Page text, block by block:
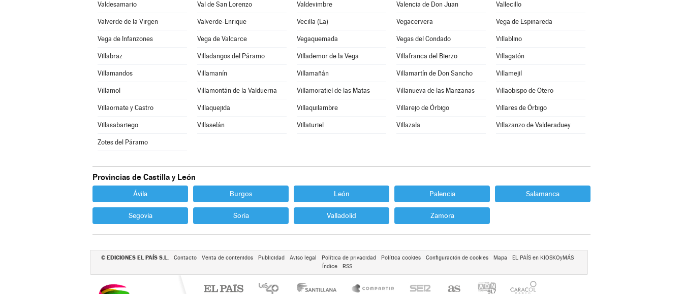
Valdesamario Val de San Lorenzo Valdevimbre Valencia de Don Juan Vallecillo
Valverde de la Virgen Valverde-Enrique Vecilla (La) Vegacervera Vega de Espinareda
Vega de Infanzones Vega de Valcarce Vegaquemada Vegas del Condado Villablino
Villabraz Villadangos del Páramo Villademor de la Vega Villafranca del Bierzo Villagatón
Villamandos Villamanín Villamañán Villamartín de Don Sancho Villamejil
Villamol Villamontán de la Valduerna Villamoratiel de las Matas Villanueva de las Manzanas Villaobispo de Otero
Villaornate y Castro Villaquejida Villaquilambre Villarejo de Órbigo Villares de Órbigo
Villasabariego Villaselán Villaturiel Villazala Villazanzo de Valderaduey
Zotes del Páramo
Provincias de Castilla y León
Ávila Burgos León Palencia Salamanca
Segovia Soria Valladolid Zamora
© EDICIONES EL PAÍS S.L. Contacto Venta de contenidos Publicidad Aviso legal Política de privacidad Política cookies Configuración de cookies Mapa
EL PAÍS en KIOSKOyMÁS
Índice
RSS